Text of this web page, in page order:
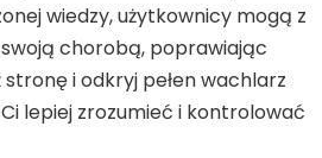
wiedzy, użytkownicy mogą z
chorobą, poprawiając
stronę i odkryj pełen wachlarz
lepiej zrozumieć i kontrolować